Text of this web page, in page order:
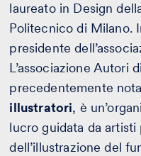
laureato in Design
Politecnico di Milano.
presidente
L’associazione Autori
precedentemente
illustratori, è
lucro guidata da artisti
dell’illustrazione del